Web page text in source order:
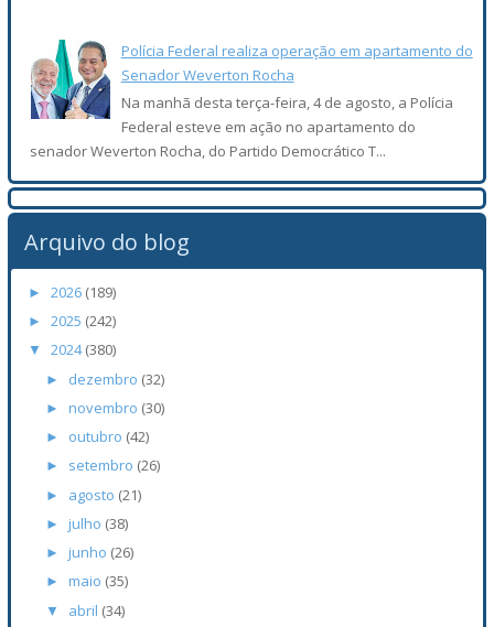
Polícia Federal realiza operação em apartamento do
Senador Weverton Rocha
Na manhã desta terça-feira, 4 de agosto, a Polícia
Federal esteve em ação no apartamento do
senador Weverton Rocha, do Partido Democrático T...
Arquivo do blog
►2026 (189)
►2025 (242)
▼2024(380)
► dezembro (32)
► novembro (30)
► outubro (42)
► setembro (26)
► agosto (21)
► julho (38)
► junho (26)
► maio (35)
▼ abril (34)